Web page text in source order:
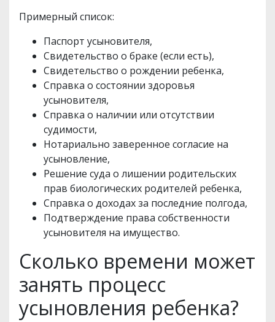
Примерный список:
Паспорт усыновителя,
Свидетельство о браке (если есть),
Свидетельство о рождении ребенка,
Справка о состоянии здоровья
усыновителя,
Справка о наличии или отсутствии
судимости,
Нотариально заверенное согласие на
усыновление,
Решение суда о лишении родительских
прав биологических родителей ребенка,
Справка о доходах за последние полгода,
Подтверждение права собственности
усыновителя на имущество.
Сколько времени может
занять процесс
усыновления ребенка?